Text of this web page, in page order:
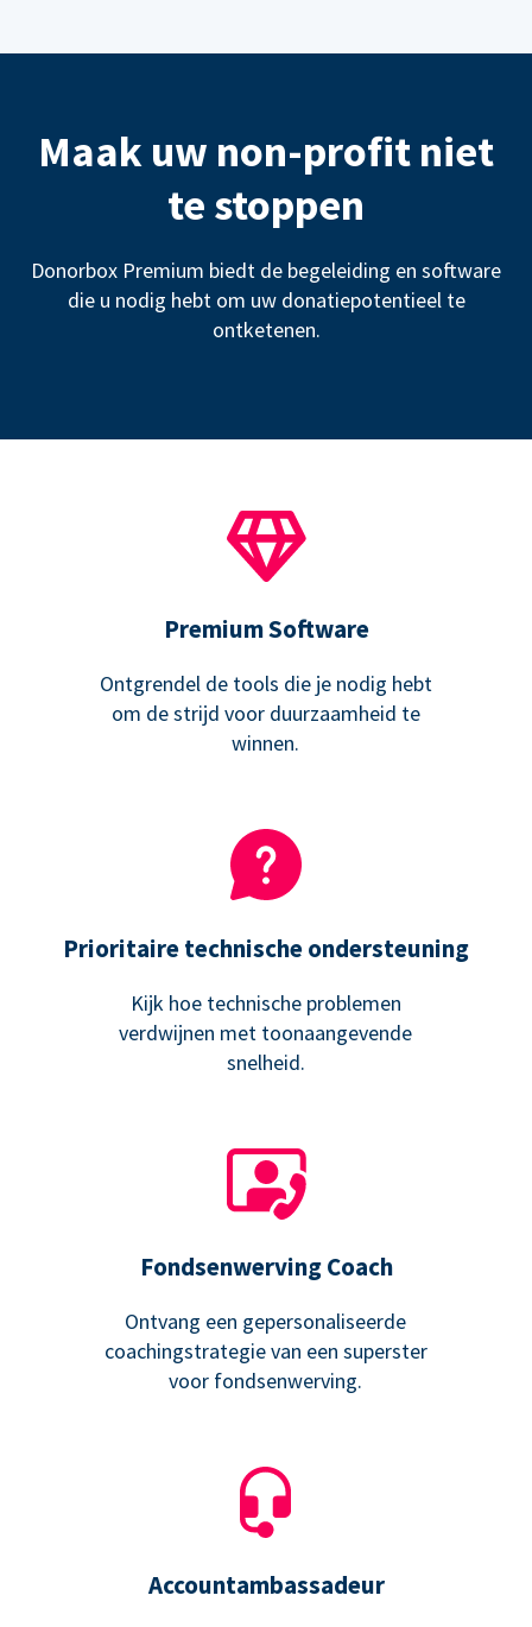
Maak uw non-profit niet
te stoppen
Donorbox Premium biedt de begeleiding en software
die u nodig hebt om uw donatiepotentieel te
ontketenen.
Premium Software
Ontgrendel de tools die je nodig hebt
om de strijd voor duurzaamheid te
winnen.
Prioritaire technische ondersteuning
Kijk hoe technische problemen
verdwijnen met toonaangevende
snelheid.
Fondsenwerving Coach
Ontvang een gepersonaliseerde
coachingstrategie van een superster
voor fondsenwerving.
Accountambassadeur